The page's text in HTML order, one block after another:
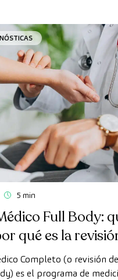
5 min
Full Body:
qué es la
Completo (o revisión
es el programa de